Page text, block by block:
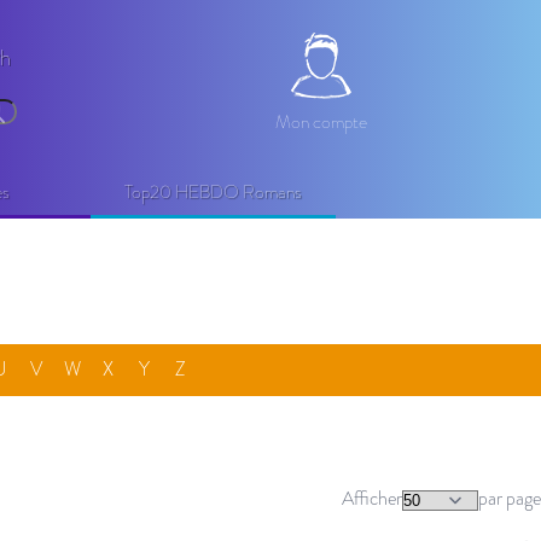
Mon compte
Mon compte
Top20 HEBDO Romans
V W X Y Z
Afficher par page